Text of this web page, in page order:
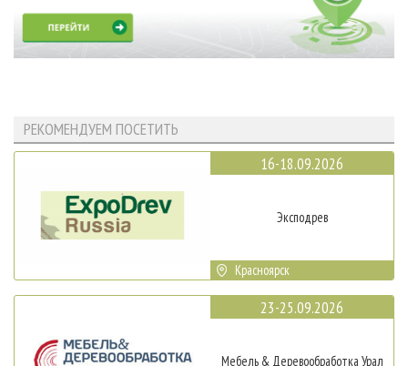
РЕКОМЕНДУЕМ ПОСЕТИТЬ
16-18.09.2026
Эксподрев
Красноярск
23-25.09.2026
Мебель & Деревообработка Урал